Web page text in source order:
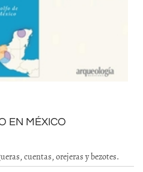
EN MÉXICO
cuentas, orejeras y bezotes.